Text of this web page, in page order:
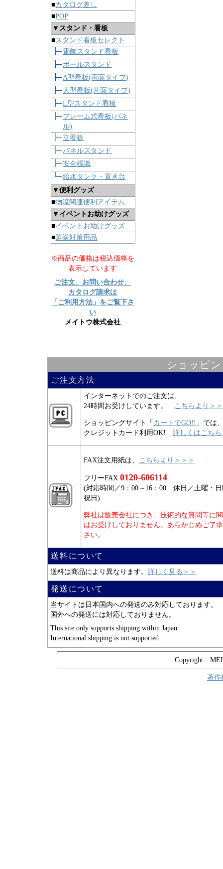
■カタログ差し
■POP
▼スタンド・看板
■スタンド看板セレクト
電飾スタンド看板
ポールスタンド
A型看板(両面タイプ)
人型看板(片面タイプ)
L型スタンド看板
フレーム式看板(パネ
ル)
立看板
パネルスタンド
安全標識
給水タンク・置き台
▼便利グッズ
■物流関連便利アイテム
▼イベントお助けグッズ
■イベントお助けグッズ
■選挙対策用品
※商品の価格は税込価格を
表示しています
ご注文、お問い合わせ、
カタログ請求は
「ご利用方法」をご覧下さ
い
メイトウ株式会社
ショッピ
ご注文方法
インターネットでのご注文は、
24時間お受けしています。 こちらより＞＞
ショッピングサイト「 カートでGO!! 」では
クレジットカード利用OK! 詳しくはこちら
FAX注文用紙は、 こちらより＞＞＞
フリーFAX 0120-606114
(対応時間／9：00～16：00 休日／土曜・
祝日)
弊社は販売会社につき、技術的な質問等に
はお受けしておりません。あらかじめご了
さい。
送料について
送料は商品により異なります。 詳しく見る＞＞
発送について
当サイトは日本国内への発送のみ対応しております。
国外への発送には対応しておりません。
This site only supports shipping within Japan.
International shipping is not supported.
Copyright
著作